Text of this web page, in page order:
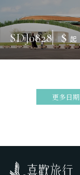
SDJ0828 $起
更多日期